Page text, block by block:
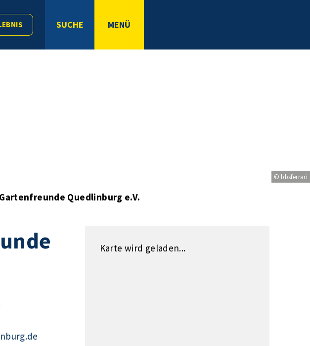
SUCHE MENÜ
© bbsferrari
Quedlinburg e.V.
Karte wird geladen...